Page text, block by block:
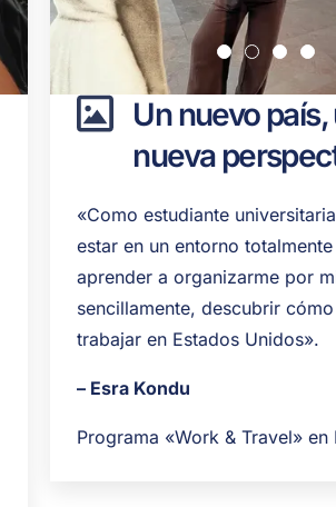
Un nuevo país,
nueva
«Como estudiante
estar en un entorno
aprender a organizarme por
sencillamente, descubrir
trabajar en Estados Unidos».
– Esra Kondu
Programa «Work & Travel» en